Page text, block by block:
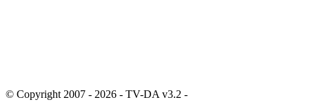
© Copyright 2007 - 2026 - TV-DA v3.2 -